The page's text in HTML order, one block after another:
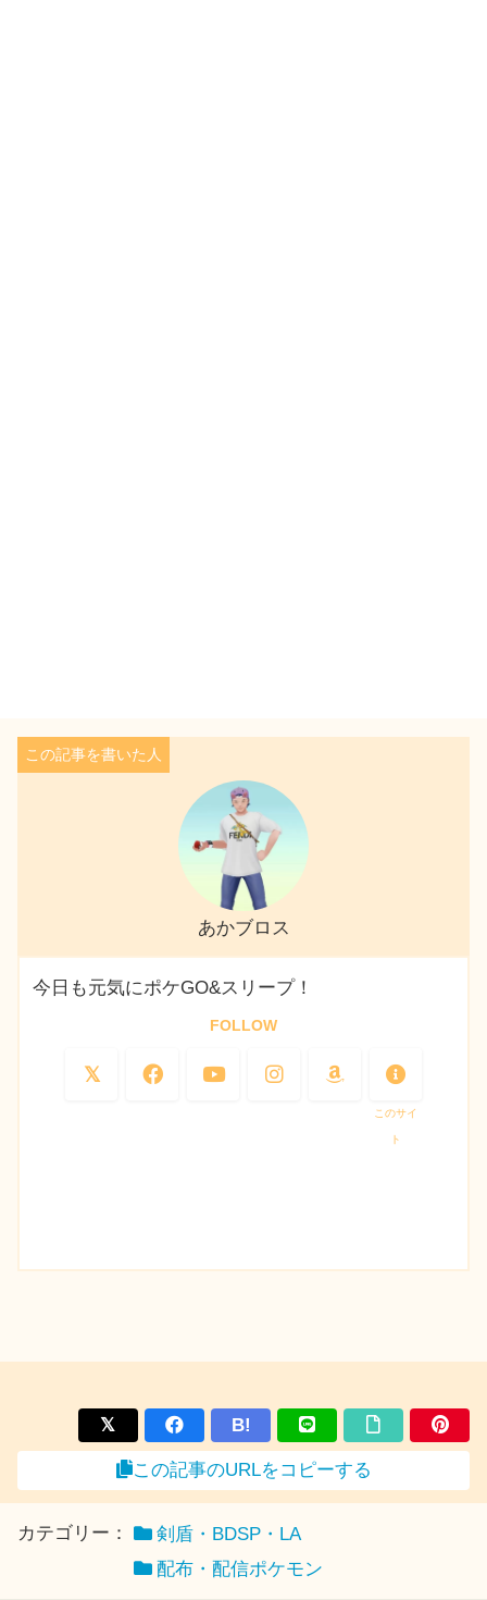
あかブロス
今日も元気にポケGO&スリープ！
FOLLOW
このサイ
ト
B!
この記事のURLをコピーする
カテゴリー：
剣盾・BDSP・LA
配布・配信ポケモン